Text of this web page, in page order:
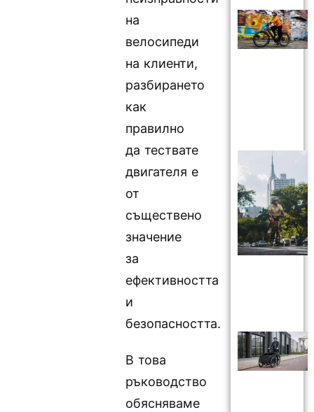
на
велосипеди
на клиенти,
разбирането
как
правилно
да тествате
двигателя е
от
съществено
значение
за
ефективността
и
безопасността.
В това
ръководство
обясняваме